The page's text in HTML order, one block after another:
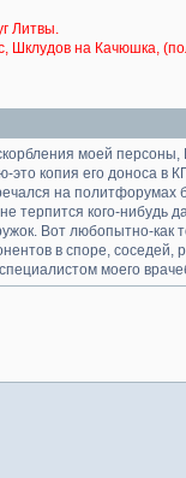
Литвы.
на Качюшка,
моей персоны,
копия его доноса в
на
кого-нибудь
Вот любопытно-
в споре, соседей,
моего